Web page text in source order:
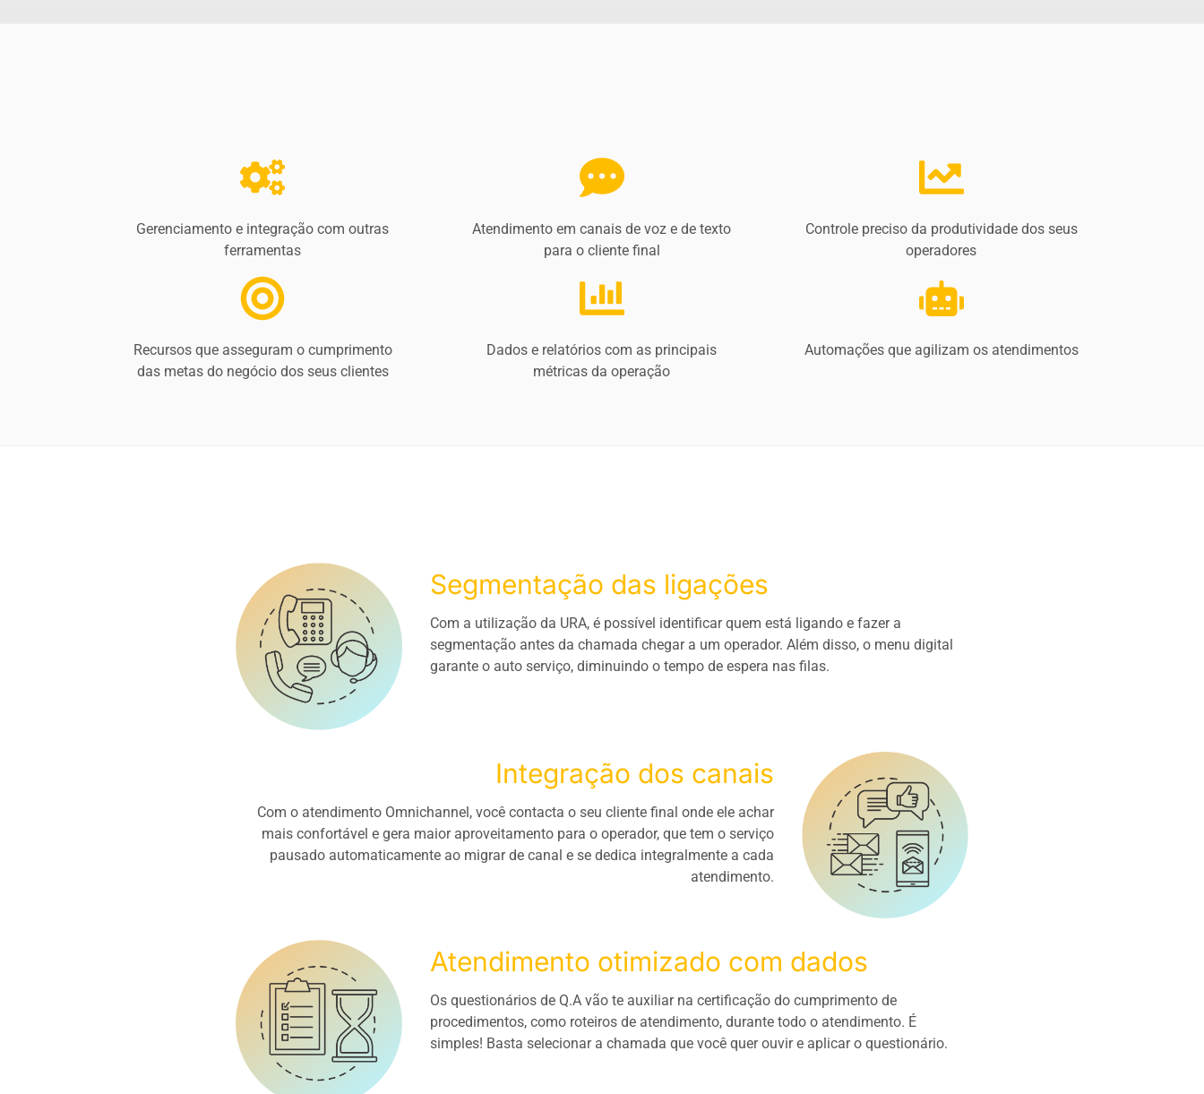
Gerenciamento e integração com outras
ferramentas
Atendimento em canais de voz e de texto
para o cliente final
Controle preciso da produtividade dos seus
operadores
Recursos que asseguram o cumprimento
das metas do negócio dos seus clientes
Dados e relatórios com as principais
métricas da operação
Automações que agilizam os atendimentos
Segmentação das ligações
Com a utilização da URA, é possível identificar quem está ligando e fazer a
segmentação antes da chamada chegar a um operador. Além disso, o menu digital
garante o auto serviço, diminuindo o tempo de espera nas filas.
Integração dos canais
Com o atendimento Omnichannel, você contacta o seu cliente final onde ele achar
mais confortável e gera maior aproveitamento para o operador, que tem o serviço
pausado automaticamente ao migrar de canal e se dedica integralmente a cada
atendimento.
Atendimento otimizado com dados
Os questionários de Q.A vão te auxiliar na certificação do cumprimento de
procedimentos, como roteiros de atendimento, durante todo o atendimento. É
simples! Basta selecionar a chamada que você quer ouvir e aplicar o questionário.